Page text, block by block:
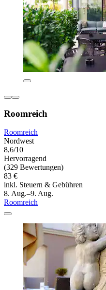
Roomreich
Roomreich
Nordwest
8,6/10
Hervorragend
(329 Bewertungen)
83 €
inkl. Steuern & Gebühren
8. Aug.–9. Aug.
Roomreich